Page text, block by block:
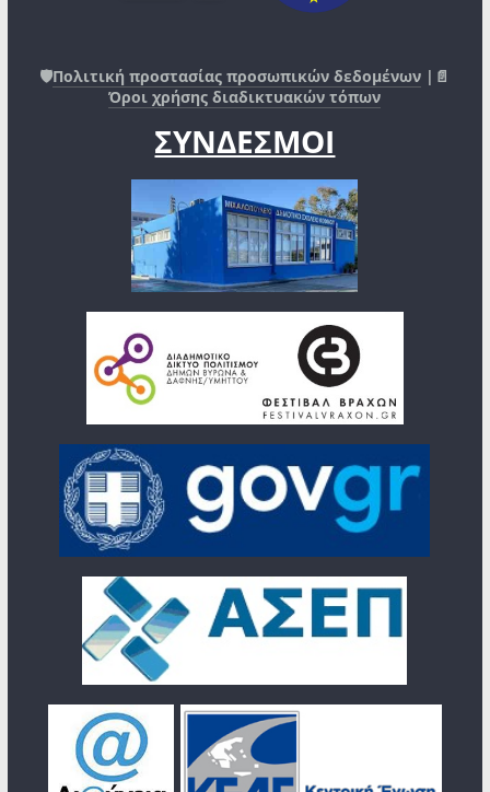
🛡️Πολιτική προστασίας προσωπικών δεδομένων |📄
Όροι χρήσης διαδικτυακών τόπων
ΣΥΝΔΕΣΜΟΙ